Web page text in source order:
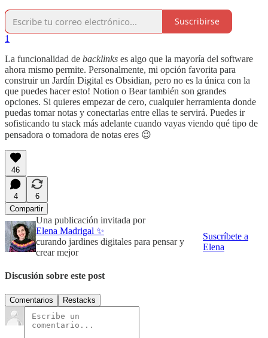
Suscribirse
1
La funcionalidad de backlinks es algo que la mayoría del software
ahora mismo permite. Personalmente, mi opción favorita para
construir un Jardín Digital es Obsidian, pero no es la única con la
que puedes hacer esto! Notion o Bear también son grandes
opciones. Si quieres empezar de cero, cualquier herramienta donde
puedas tomar notas y conectarlas entre ellas te servirá. Puedes ir
sofisticando tu stack más adelante cuando vayas viendo qué tipo de
pensadora o tomadora de notas eres 😉
46
4
6
Compartir
Una publicación invitada por
Elena Madrigal ✨
curando jardines digitales para pensar y
crear mejor
Suscríbete a
Elena
Discusión sobre este post
Comentarios Restacks